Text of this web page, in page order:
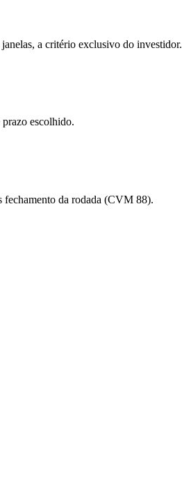
a critério exclusivo do investidor.
escolhido.
fechamento da rodada (CVM 88).